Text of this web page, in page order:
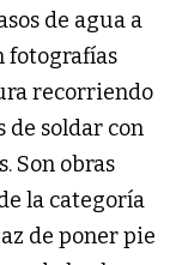
de agua a
fotografías
recorriendo
de soldar con
Son obras
la categoría
de poner pie